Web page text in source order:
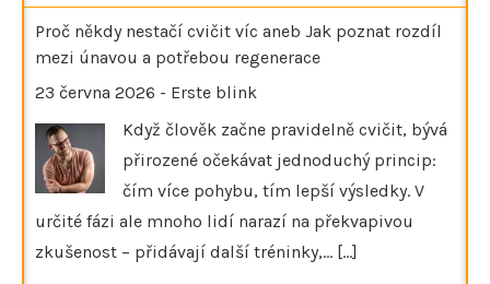
Proč někdy nestačí cvičit víc aneb Jak poznat rozdíl
mezi únavou a potřebou regenerace
23 června 2026 - Erste blink
Když člověk začne pravidelně cvičit, bývá
přirozené očekávat jednoduchý princip:
čím více pohybu, tím lepší výsledky. V
určité fázi ale mnoho lidí narazí na překvapivou
zkušenost – přidávají další tréninky,… [...]